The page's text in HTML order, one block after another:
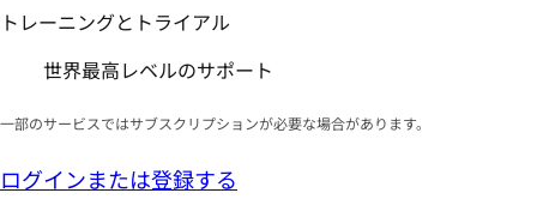
トレーニングとトライアル
世界最高レベルのサポート
一部のサービスではサブスクリプションが必要な場合があります。
ログインまたは登録する